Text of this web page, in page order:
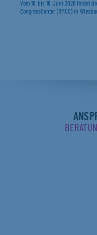
Vom 16. bis 18. Juni 2026 findet
CongressCenter (RMCC) in